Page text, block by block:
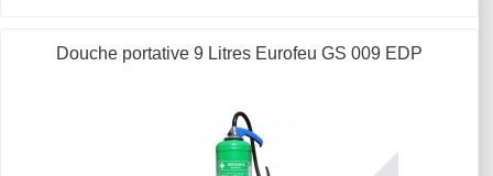
Douche portative 9 Litres Eurofeu GS 009 EDP